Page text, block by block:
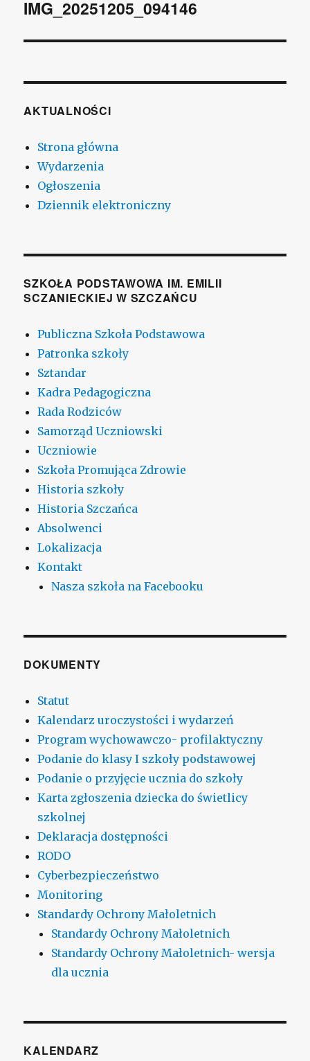
IMG_20251205_094146
AKTUALNOŚCI
Strona główna
Wydarzenia
Ogłoszenia
Dziennik elektroniczny
SZKOŁA PODSTAWOWA IM. EMILII
SCZANIECKIEJ W SZCZAŃCU
Publiczna Szkoła Podstawowa
Patronka szkoły
Sztandar
Kadra Pedagogiczna
Rada Rodziców
Samorząd Uczniowski
Uczniowie
Szkoła Promująca Zdrowie
Historia szkoły
Historia Szczańca
Absolwenci
Lokalizacja
Kontakt
Nasza szkoła na Facebooku
DOKUMENTY
Statut
Kalendarz uroczystości i wydarzeń
Program wychowawczo- profilaktyczny
Podanie do klasy I szkoły podstawowej
Podanie o przyjęcie ucznia do szkoły
Karta zgłoszenia dziecka do świetlicy
szkolnej
Deklaracja dostępności
RODO
Cyberbezpieczeństwo
Monitoring
Standardy Ochrony Małoletnich
Standardy Ochrony Małoletnich
Standardy Ochrony Małoletnich- wersja
dla ucznia
KALENDARZ